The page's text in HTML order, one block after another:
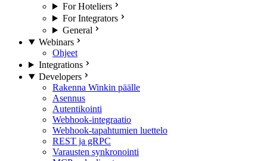
For Hoteliers
For Integrators
General
Webinars
Ohjeet
Integrations
Developers
Rakenna Winkin päälle
Asennus
Autentikointi
Webhook-integraatio
Webhook-tapahtumien luettelo
REST ja gRPC
Varausten synkronointi